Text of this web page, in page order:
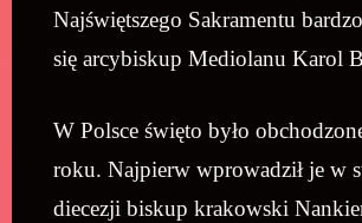
Najświętszego Sakramentu
się arcybiskup Mediolanu Karol
W Polsce święto było
roku. Najpierw wprowadził je w
diecezji biskup krakowski